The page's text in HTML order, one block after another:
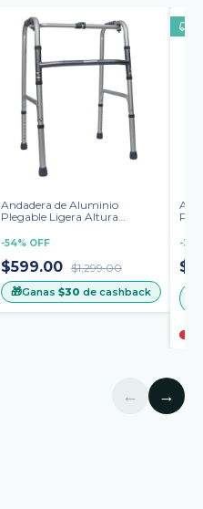
Andadera de Aluminio
Plegable Ligera Altura
-54% OFF
$599.00 $1,299.00
🎁Ganas $30 de cashback
-33
← →